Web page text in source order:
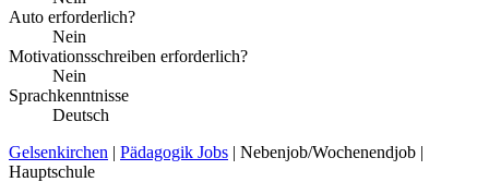
Auto erforderlich?
Nein
Motivationsschreiben erforderlich?
Nein
Sprachkenntnisse
Deutsch
Gelsenkirchen | Pädagogik Jobs | Nebenjob/Wochenendjob |
Hauptschule